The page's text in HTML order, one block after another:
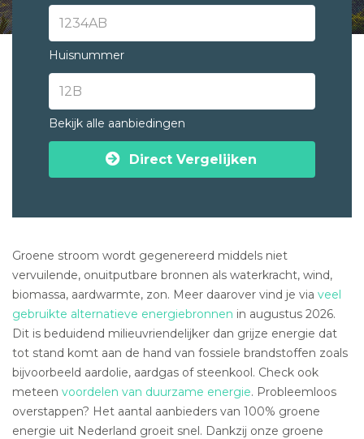
Huisnummer
Bekijk alle aanbiedingen
Direct Vergelijken
Groene stroom wordt gegenereerd middels niet
vervuilende, onuitputbare bronnen als waterkracht, wind,
biomassa, aardwarmte, zon. Meer daarover vind je via veel
gebruikte alternatieve energiebronnen in augustus 2026.
Dit is beduidend milieuvriendelijker dan grijze energie dat
tot stand komt aan de hand van fossiele brandstoffen zoals
bijvoorbeeld aardolie, aardgas of steenkool. Check ook
meteen voordelen van duurzame energie. Probleemloos
overstappen? Het aantal aanbieders van 100% groene
energie uit Nederland groeit snel. Dankzij onze groene